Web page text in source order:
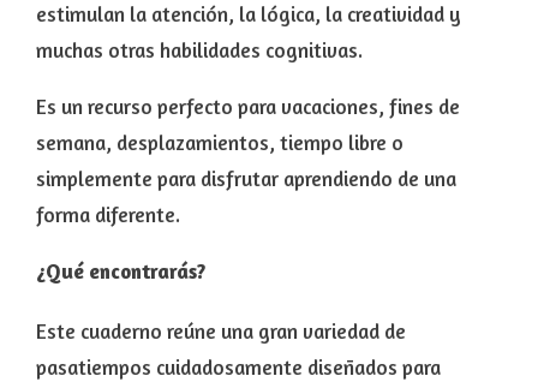
estimulan la atención, la lógica, la creatividad y
muchas otras habilidades cognitivas.
Es un recurso perfecto para vacaciones, fines de
semana, desplazamientos, tiempo libre o
simplemente para disfrutar aprendiendo de una
forma diferente.
¿Qué encontrarás?
Este cuaderno reúne una gran variedad de
pasatiempos cuidadosamente diseñados para